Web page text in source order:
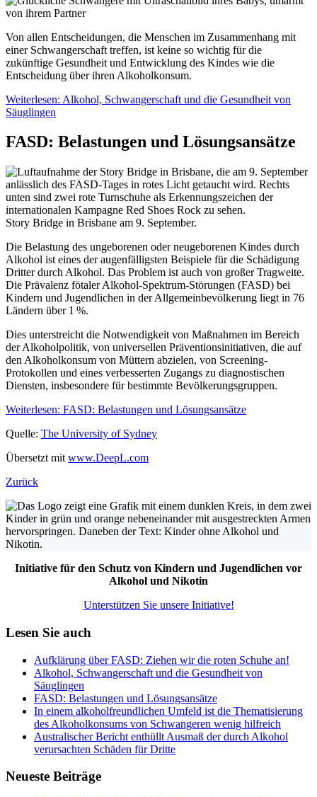
Von allen Entscheidungen, die Menschen im Zusammenhang mit
einer Schwangerschaft treffen, ist keine so wichtig für die
zukünftige Gesundheit und Entwicklung des Kindes wie die
Entscheidung über ihren Alkoholkonsum.
Weiterlesen: Alkohol, Schwangerschaft und die Gesundheit von
Säuglingen
FASD: Belastungen und Lösungsansätze
Story Bridge in Brisbane am 9. September.
Die Belastung des ungeborenen oder neugeborenen Kindes durch
Alkohol ist eines der augenfälligsten Beispiele für die Schädigung
Dritter durch Alkohol. Das Problem ist auch von großer Tragweite.
Die Prävalenz fötaler Alkohol-Spektrum-Störungen (FASD) bei
Kindern und Jugendlichen in der Allgemeinbevölkerung liegt in 76
Ländern über 1 %.
Dies unterstreicht die Notwendigkeit von Maßnahmen im Bereich
der Alkoholpolitik, von universellen Präventionsinitiativen, die auf
den Alkoholkonsum von Müttern abzielen, von Screening-
Protokollen und eines verbesserten Zugangs zu diagnostischen
Diensten, insbesondere für bestimmte Bevölkerungsgruppen.
Weiterlesen: FASD: Belastungen und Lösungsansätze
Quelle: The University of Sydney
Übersetzt mit www.DeepL.com
Zurück
Initiative für den Schutz von Kindern und Jugendlichen vor
Alkohol und Nikotin
Unterstützen Sie unsere Initiative!
Lesen Sie auch
Aufklärung über FASD: Ziehen wir die roten Schuhe an!
Alkohol, Schwangerschaft und die Gesundheit von
Säuglingen
FASD: Belastungen und Lösungsansätze
In einem alkoholfreundlichen Umfeld ist die Thematisierung
des Alkoholkonsums von Schwangeren wenig hilfreich
Australischer Bericht enthüllt Ausmaß der durch Alkohol
verursachten Schäden für Dritte
Neueste Beiträge